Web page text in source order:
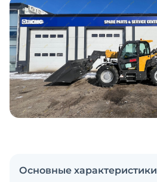
Основные характеристики